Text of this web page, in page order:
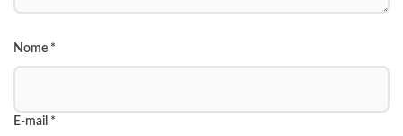
Nome *
E-mail *